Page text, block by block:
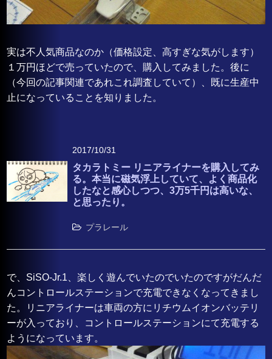
実は不人気商品なのか（価格設定、高すぎな気がします）
１万円ほどで売っていたので、購入してみました。後に
（今回の記事関連であれこれ調査していて）、既に生産中
止になっていることを知りました。
2017/10/31
タカラトミー リニアライナーを購入してみ
る。本当に磁気浮上していて、よく商品化
したなと感心しつつ、3万5千円は高いな、
と思ったり。
プラレール
で、SiSO-Jr.1、楽しく遊んでいたのでいたのですがだんだ
んコントロールステーションで充電できなくなってきまし
た。リニアライナーは車両の方にリチウムイオンバッテリ
ーが入っており、コントロールステーションにて充電する
ようになっています。